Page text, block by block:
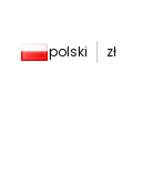
w
polski zł